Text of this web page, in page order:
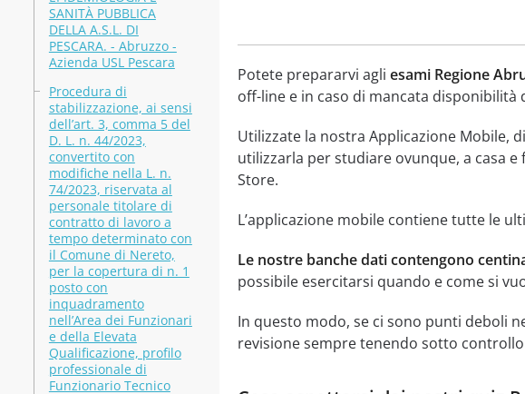
SANITÀ PUBBLICA
DELLA A.S.L. DI
PESCARA. - Abruzzo -
Azienda USL Pescara
Procedura di
stabilizzazione, ai sensi
dell’art. 3, comma 5 del
D. L. n. 44/2023,
convertito con
modifiche nella L. n.
74/2023, riservata al
personale titolare di
contratto di lavoro a
tempo determinato con
il Comune di Nereto,
per la copertura di n. 1
posto con
inquadramento
nell’Area dei Funzionari
e della Elevata
Qualificazione, profilo
professionale di
Funzionario Tecnico
Potete prepararvi agli esami Regione
off-line e in caso di mancata
Utilizzate la nostra Applicazione Mobile,
utilizzarla per studiare ovunque, a casa
Store.
L’applicazione mobile contiene tutte le
Le nostre banche dati contengono
possibile esercitarsi quando e come si
In questo modo, se ci sono punti deboli
revisione sempre tenendo sotto